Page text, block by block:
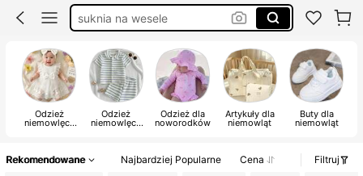
gniotki
Odzież
niemowlęca
Odzież
niemowlęca
Odzież dla
noworodków
Artykuły dla
niemowląt
Buty dla
niemowląt
Rekomendowane Najbardziej Popularne Cena
Filtruj